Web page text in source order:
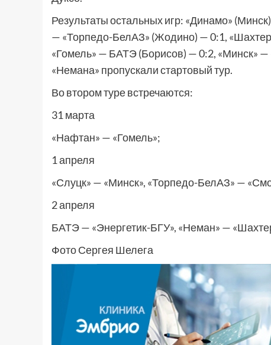
Результаты остальных игр: «Динамо»
— «Торпедо-БелАЗ» (Жодино) — 0:1,
«Гомель» — БАТЭ (Борисов) — 0:2, «Минск»
«Немана» пропускали стартовый тур.
Во втором туре встречаются:
31 марта
«Нафтан» — «Гомель»;
1 апреля
«Слуцк» — «Минск», «Торпедо-БелАЗ» —
2 апреля
БАТЭ — «Энергетик-БГУ», «Неман» —
Фото Сергея Шелега